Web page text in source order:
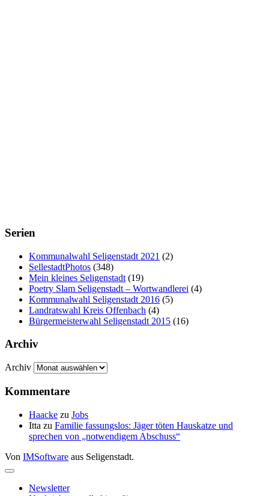
Serien
Kommunalwahl Seligenstadt 2021 (2)
SellestadtPhotos (348)
Mein kleines Seligenstadt (19)
Poetry Slam Seligenstadt – Wortwandlerei (4)
Kommunalwahl Seligenstadt 2016 (5)
Landratswahl Kreis Offenbach (4)
Bürgermeisterwahl Seligenstadt 2015 (16)
Archiv
Archiv
Kommentare
Haacke zu Jobs
Itta zu Familie fassungslos: Jäger töten Hauskatze und
sprechen von „notwendigem Abschuss“
Von IMSoftware aus Seligenstadt.
Newsletter